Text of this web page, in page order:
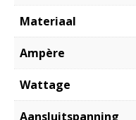
Materiaal
Ampère
Wattage
Aansluitspanning